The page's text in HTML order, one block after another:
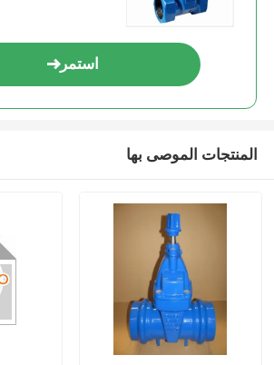
استمر
المنتجات الموصى بها